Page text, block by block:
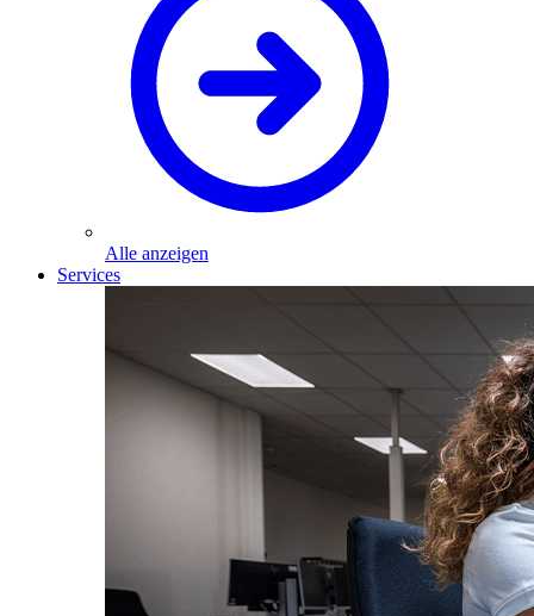
Alle anzeigen
Services